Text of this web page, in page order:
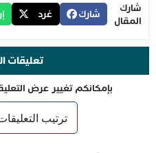
شارك
المقال
شارك غرد
تعليقات
بإمكانكم تغيير عرض